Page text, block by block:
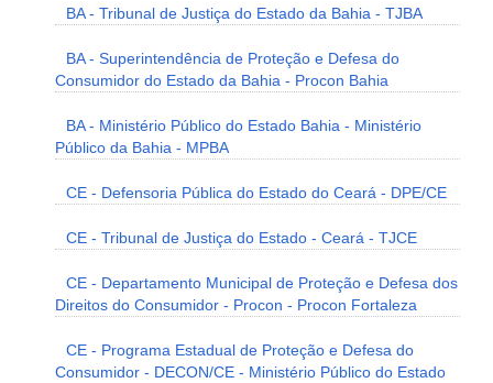
BA - Tribunal de Justiça do Estado da Bahia - TJBA
BA - Superintendência de Proteção e Defesa do
Consumidor do Estado da Bahia - Procon Bahia
BA - Ministério Público do Estado Bahia - Ministério
Público da Bahia - MPBA
CE - Defensoria Pública do Estado do Ceará - DPE/CE
CE - Tribunal de Justiça do Estado - Ceará - TJCE
CE - Departamento Municipal de Proteção e Defesa dos
Direitos do Consumidor - Procon - Procon Fortaleza
CE - Programa Estadual de Proteção e Defesa do
Consumidor - DECON/CE - Ministério Público do Estado